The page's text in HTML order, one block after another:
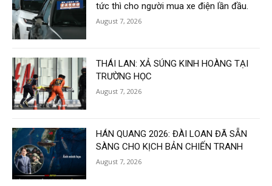
tức thì cho người mua xe điện lần đầu.
August 7, 2026
THÁI LAN: XẢ SÚNG KINH HOÀNG TẠI
TRƯỜNG HỌC
August 7, 2026
HÁN QUANG 2026: ĐÀI LOAN ĐÃ SẴN
SÀNG CHO KỊCH BẢN CHIẾN TRANH
August 7, 2026